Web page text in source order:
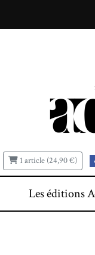
1 article (24,90 €)
Les éditions